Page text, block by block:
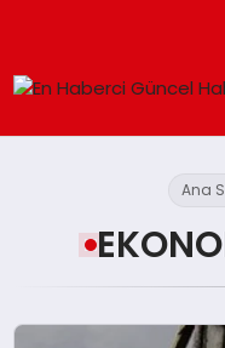
SPOR
Ana